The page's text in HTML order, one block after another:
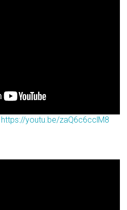
https://youtu.be/zaQ6c6cclM8